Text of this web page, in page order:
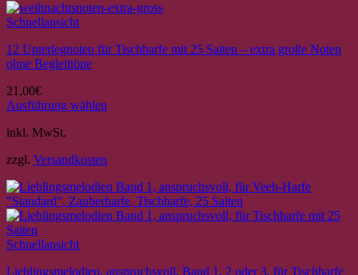
Schnellansicht
12 Unterlegnoten für Tischharfe mit 25 Saiten – extra große Noten
ohne Begleittöne
21,00€
Ausführung wählen
Produkt
mehrere
auf.
Die
Optionen
können
auf
inkl. MwSt.
zzgl. Versandkosten
Schnellansicht
Lieblingsmelodien, anspruchsvoll, Band 1, 2 oder 3, für Tischharfe